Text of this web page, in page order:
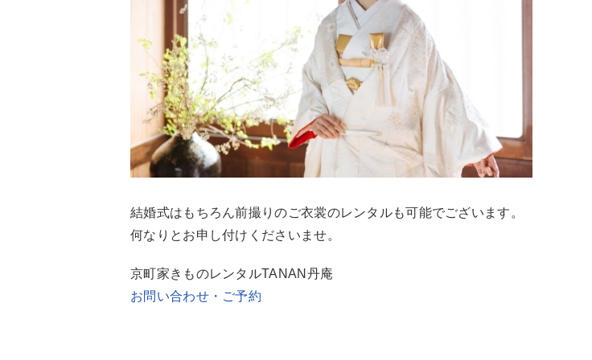
結婚式はもちろん前撮りのご衣裳のレンタルも可能でございます。
何なりとお申し付けくださいませ。
京町家きものレンタルTANAN丹庵
お問い合わせ・ご予約